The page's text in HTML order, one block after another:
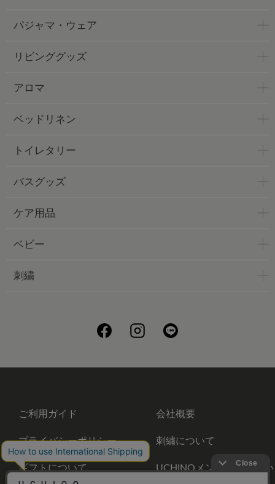
パジャマ・ウェア
リビンググッズ
アロマ
ベッドリネン
トイレタリー
バスグッズ
ケア用品
ベビー
刺繍
ご利用ガイド 会社概要
プライバシーポリシー 刺繍について
ギフトについて
UCHINOメンバーズについ